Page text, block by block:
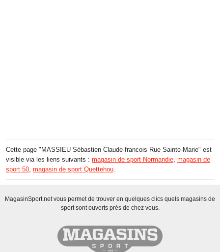
Cette page "MASSIEU Sébastien Claude-francois Rue Sainte-Marie" est
visible via les liens suivants : magasin de sport Normandie magasin de
sport 50 magasin de sport Quettehou
MagasinSport.net vous permet de trouver en quelques clics quels magasins de
sport sont ouverts près de chez vous.